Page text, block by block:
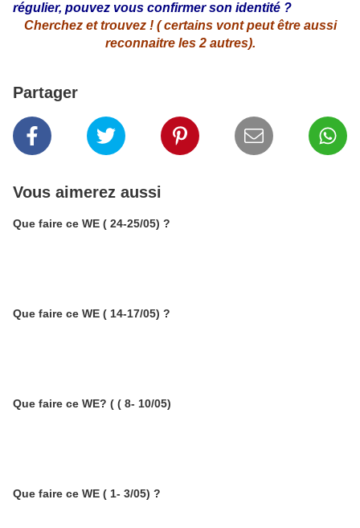
régulier, pouvez vous confirmer son identité ?
Cherchez et trouvez ! ( certains vont peut être aussi
reconnaitre les 2 autres).
Partager
Vous aimerez aussi
Que faire ce WE ( 24-25/05) ?
Que faire ce WE ( 14-17/05) ?
Que faire ce WE? ( ( 8- 10/05)
Que faire ce WE ( 1- 3/05) ?